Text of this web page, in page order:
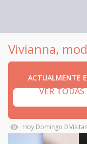
Vivianna,
ACTUALMENTE
VER
Hoy Domingo 0Visitas